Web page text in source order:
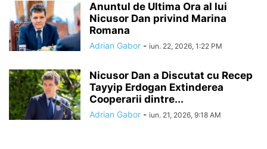
Anuntul de Ultima Ora al lui
Nicusor Dan privind Marina
Romana
Adrian Gabor - iun. 22, 2026, 1:22 PM
Nicusor Dan a Discutat cu Recep
Tayyip Erdogan Extinderea
Cooperarii dintre...
Adrian Gabor - iun. 21, 2026, 9:18 AM